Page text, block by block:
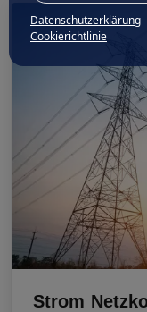
Datenschutzerklärung
Cookierichtlinie
Strom